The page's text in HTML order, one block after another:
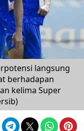
langsung
berhadapan
kelima Super